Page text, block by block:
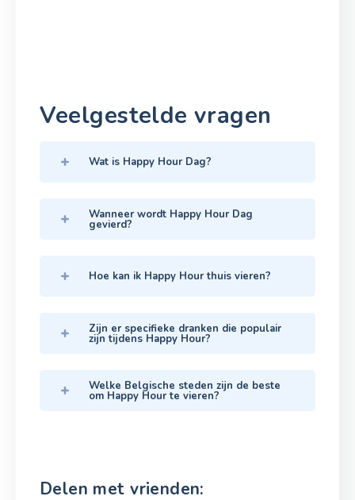
Veelgestelde vragen
Wat is Happy Hour Dag?
Wanneer wordt Happy Hour Dag
gevierd?
Hoe kan ik Happy Hour thuis vieren?
Zijn er specifieke dranken die populair
zijn tijdens Happy Hour?
Welke Belgische steden zijn de beste
om Happy Hour te vieren?
Delen met vrienden: